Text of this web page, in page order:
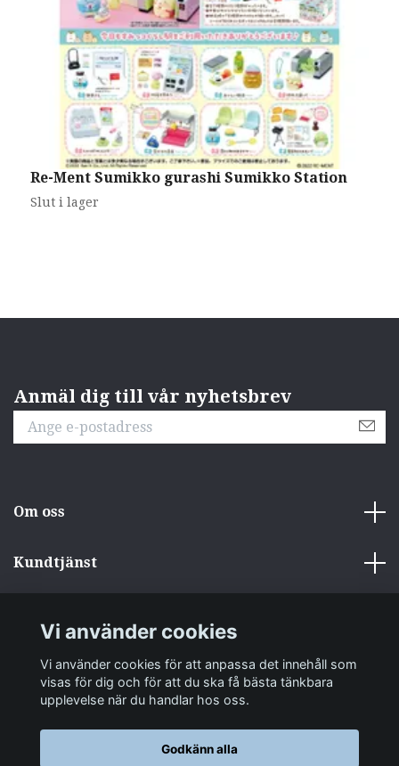
Re-Ment Sumikko gurashi Sumikko Station
Slut i lager
Anmäl dig till vår nyhetsbrev
Om oss
Kundtjänst
Sociala medier
Vi använder cookies
Vi använder cookies för att anpassa det innehåll som
visas för dig och för att du ska få bästa tänkbara
upplevelse när du handlar hos oss.
Godkänn alla